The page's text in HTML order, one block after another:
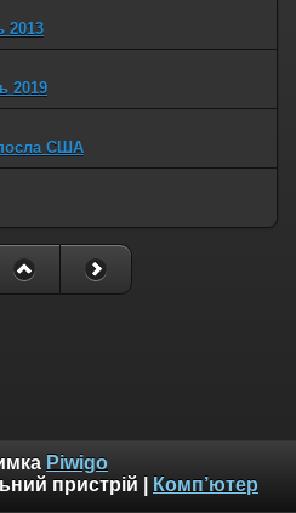
2013
2019
США
Piwigo
пристрій Комп’ютер